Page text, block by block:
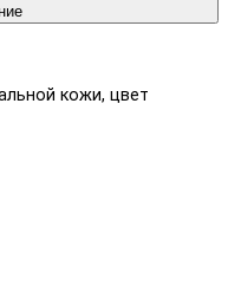
кожи, цвет